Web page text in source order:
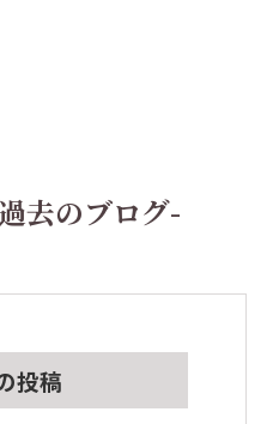
去のブログ-
投稿